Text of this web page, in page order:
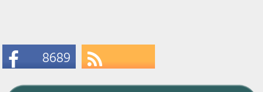
8689
Subscribe